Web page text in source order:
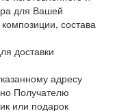
для Вашей
состава
доставки
адресу
Получателю
или подарок